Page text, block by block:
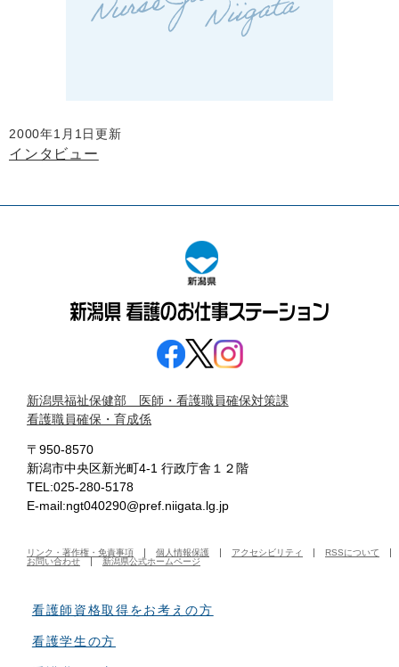
2000年1月1日更新
インタビュー
新潟県福祉保健部 医師・看護職員確保対策課
看護職員確保・育成係
〒950-8570
新潟市中央区新光町4-1 行政庁舎１２階
TEL:025-280-5178
E-mail:ngt040290@pref.niigata.lg.jp
リンク・著作権・免責事項 個人情報保護 アクセシビリティ
RSSについて
お問い合わせ
新潟県公式ホームページ
看護師資格取得をお考えの方
看護学生の方